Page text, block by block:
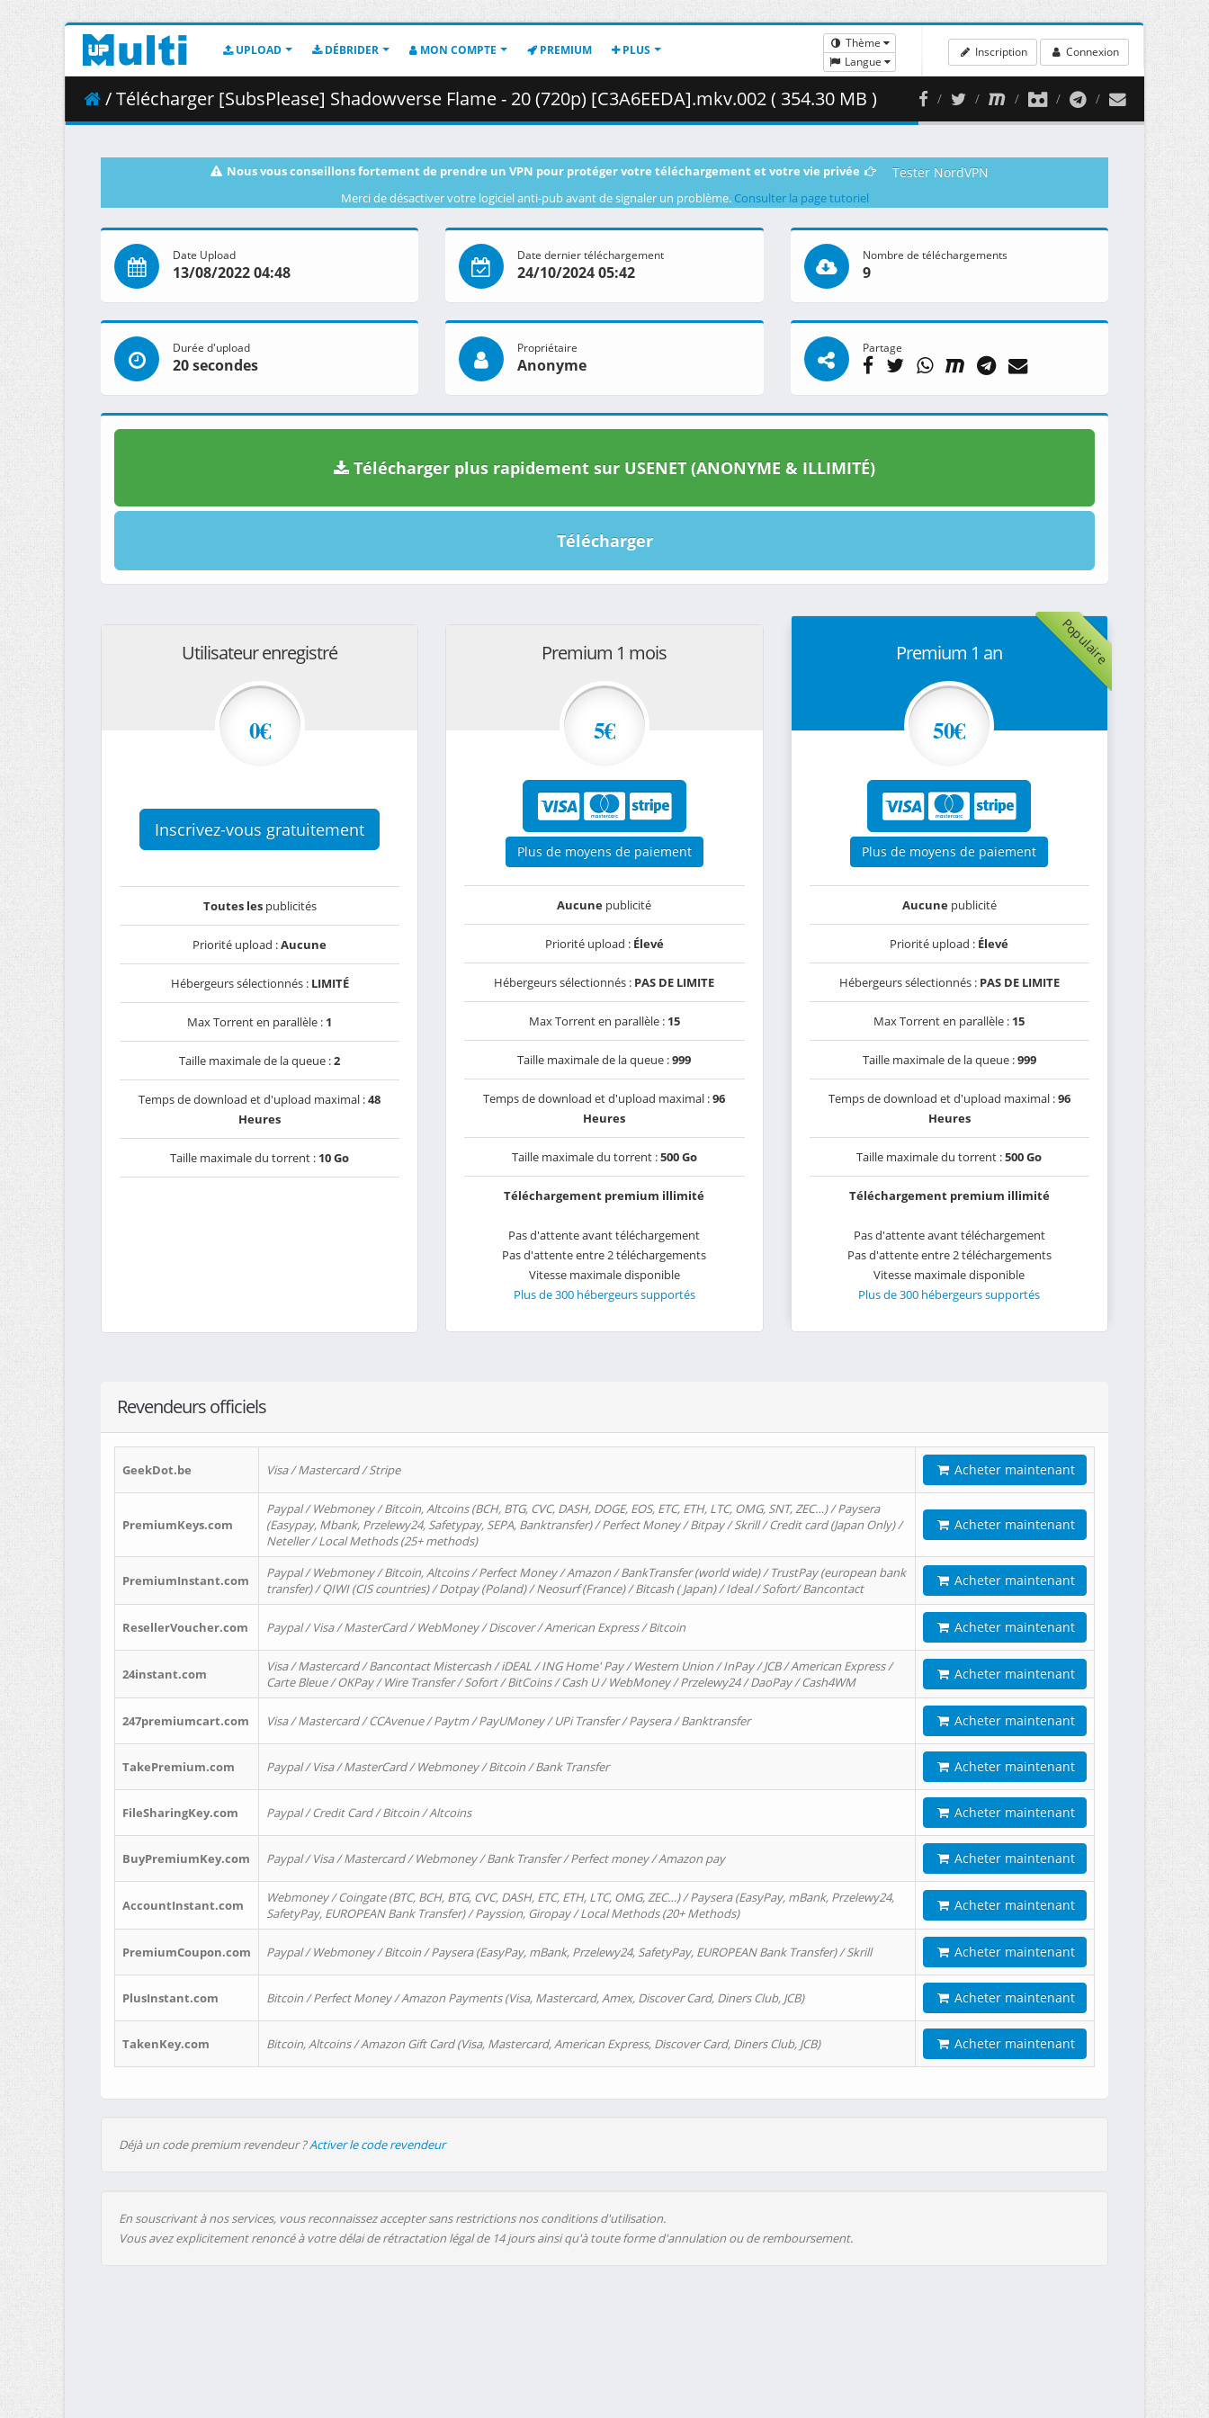
UPLOAD DÉBRIDER MON COMPTE PREMIUM PLUS
Thème
Langue
Inscription Connexion
/ Télécharger [SubsPlease] Shadowverse Flame - 20 (720p) [C3A6EEDA].mkv.002 ( 354.30 MB )
Nous vous conseillons fortement de prendre un VPN pour protéger votre téléchargement et votre vie privée Tester NordVPN
Merci de désactiver votre logiciel anti-pub avant de signaler un problème. Consulter la page tutoriel
Date Upload
13/08/2022 04:48
Date dernier téléchargement
24/10/2024 05:42
Nombre de téléchargements
9
Durée d'upload
20 secondes
Propriétaire
Anonyme
Partage
Télécharger plus rapidement sur USENET (ANONYME & ILLIMITÉ)
Télécharger
Utilisateur enregistré
0€
Inscrivez-vous gratuitement
Toutes lespublicités
Priorité upload :Aucune
Hébergeurs sélectionnés : LIMITÉ
Max Torrent en parallèle : 1
Taille maximale de la queue :2
Temps de download et d'upload maximal :48
Heures
Taille maximale du torrent : 10 Go
Premium 1 mois
5€
Plus de moyens de paiement
Aucune publicité
Priorité upload : Élevé
Hébergeurs sélectionnés : PAS DE LIMITE
Max Torrent en parallèle : 15
Taille maximale de la queue :999
Temps de download et d'upload maximal :96
Heures
Taille maximale du torrent :500 Go
Téléchargement premium illimité
Pas d'attente avant téléchargement
Pas d'attente entre 2 téléchargements
Vitesse maximale disponible
Plus de 300 hébergeurs supportés
Populaire
Premium 1 an
50€
Plus de moyens de paiement
Aucunepublicité
Priorité upload : Élevé
Hébergeurs sélectionnés : PAS DE LIMITE
Max Torrent en parallèle : 15
Taille maximale de la queue :999
Temps de download et d'upload maximal :96
Heures
Taille maximale du torrent :500 Go
Téléchargement premium illimité
Pas d'attente avant téléchargement
Pas d'attente entre 2 téléchargements
Vitesse maximale disponible
Plus de 300 hébergeurs supportés
Revendeurs officiels
GeekDot.be Visa / Mastercard / Stripe Acheter maintenant
PremiumKeys.com
Paypal / Webmoney / Bitcoin, Altcoins (BCH, BTG, CVC, DASH, DOGE, EOS, ETC, ETH, LTC, OMG, SNT, ZEC…) / Paysera
(Easypay, Mbank, Przelewy24, Safetypay, SEPA, Banktransfer) / Perfect Money / Bitpay / Skrill / Credit card (Japan Only) /
Neteller / Local Methods (25+ methods)
Acheter maintenant
PremiumInstant.com
Paypal / Webmoney / Bitcoin, Altcoins / Perfect Money / Amazon / BankTransfer (world wide) / TrustPay (european bank
transfer) / QIWI (CIS countries) / Dotpay (Poland) / Neosurf (France) / Bitcash ( Japan) / Ideal / Sofort/ Bancontact
Acheter maintenant
ResellerVoucher.com Paypal / Visa / MasterCard / WebMoney / Discover / American Express / Bitcoin Acheter maintenant
24instant.com
Visa / Mastercard / Bancontact Mistercash / iDEAL / ING Home' Pay / Western Union / InPay / JCB / American Express /
Carte Bleue / OKPay / Wire Transfer / Sofort / BitCoins / Cash U / WebMoney / Przelewy24 / DaoPay / Cash4WM
Acheter maintenant
247premiumcart.com Visa / Mastercard / CCAvenue / Paytm / PayUMoney / UPi Transfer / Paysera / Banktransfer Acheter maintenant
TakePremium.com Paypal / Visa / MasterCard / Webmoney / Bitcoin / Bank Transfer Acheter maintenant
FileSharingKey.com Paypal / Credit Card / Bitcoin / Altcoins Acheter maintenant
BuyPremiumKey.com Paypal / Visa / Mastercard / Webmoney / Bank Transfer / Perfect money / Amazon pay Acheter maintenant
AccountInstant.com
Webmoney / Coingate (BTC, BCH, BTG, CVC, DASH, ETC, ETH, LTC, OMG, ZEC…) / Paysera (EasyPay, mBank, Przelewy24,
SafetyPay, EUROPEAN Bank Transfer) / Payssion, Giropay / Local Methods (20+ Methods)
Acheter maintenant
PremiumCoupon.com Paypal / Webmoney / Bitcoin / Paysera (EasyPay, mBank, Przelewy24, SafetyPay, EUROPEAN Bank Transfer) / Skrill Acheter maintenant
PlusInstant.com Bitcoin / Perfect Money / Amazon Payments (Visa, Mastercard, Amex, Discover Card, Diners Club, JCB) Acheter maintenant
TakenKey.com Bitcoin, Altcoins / Amazon Gift Card (Visa, Mastercard, American Express, Discover Card, Diners Club, JCB) Acheter maintenant
Déjà un code premium revendeur ?Activer le code revendeur
En souscrivant à nos services, vous reconnaissez accepter sans restrictions nos conditions d'utilisation.
Vous avez explicitement renoncé à votre délai de rétractation légal de 14 jours ainsi qu'à toute forme d'annulation ou de remboursement.